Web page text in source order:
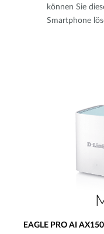
können Sie
Smartphone
EAGLE PRO AI